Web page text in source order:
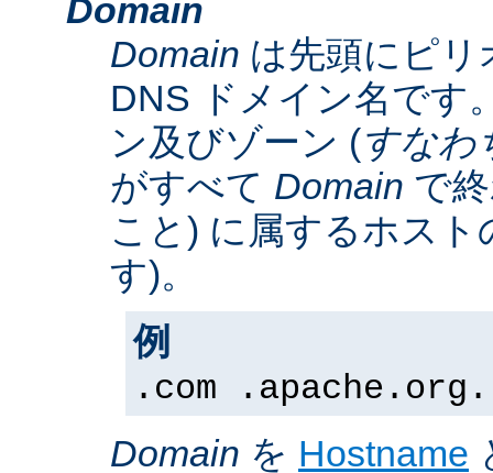
Domain
Domain は先頭にピリ
DNS ドメイン名です
ン及びゾーン (すなわ
がすべて Domain で
こと) に属するホス
す)。
例
.com .apache.org.
Domain を Hostname